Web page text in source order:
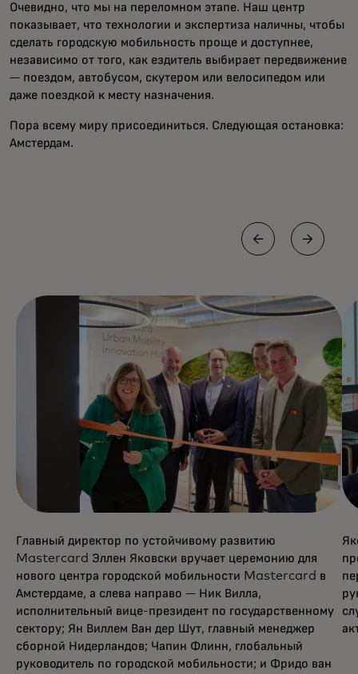
Очевидно, что мы на переломном этапе. Наш центр
показывает, что технологии и экспертиза наличны, чтобы
сделать городскую мобильность проще и доступнее,
независимо от того, как ездитель выбирает передвижение
— поездом, автобусом, скутером или велосипедом или
даже поездкой к месту назначения.
Пора всему миру присоединиться. Следующая остановка:
Амстердам.
Главный директор по устойчивому развитию
Mastercard Эллен Яковски вручает церемонию для
нового центра городской мобильности Mastercard в
Амстердаме, а слева направо — Ник Вилла,
исполнительный вице-президент по государственному
сектору; Ян Виллем Ван дер Шут, главный менеджер
сборной Нидерландов; Чапин Флинн, глобальный
руководитель по городской мобильности; и Фридо ван